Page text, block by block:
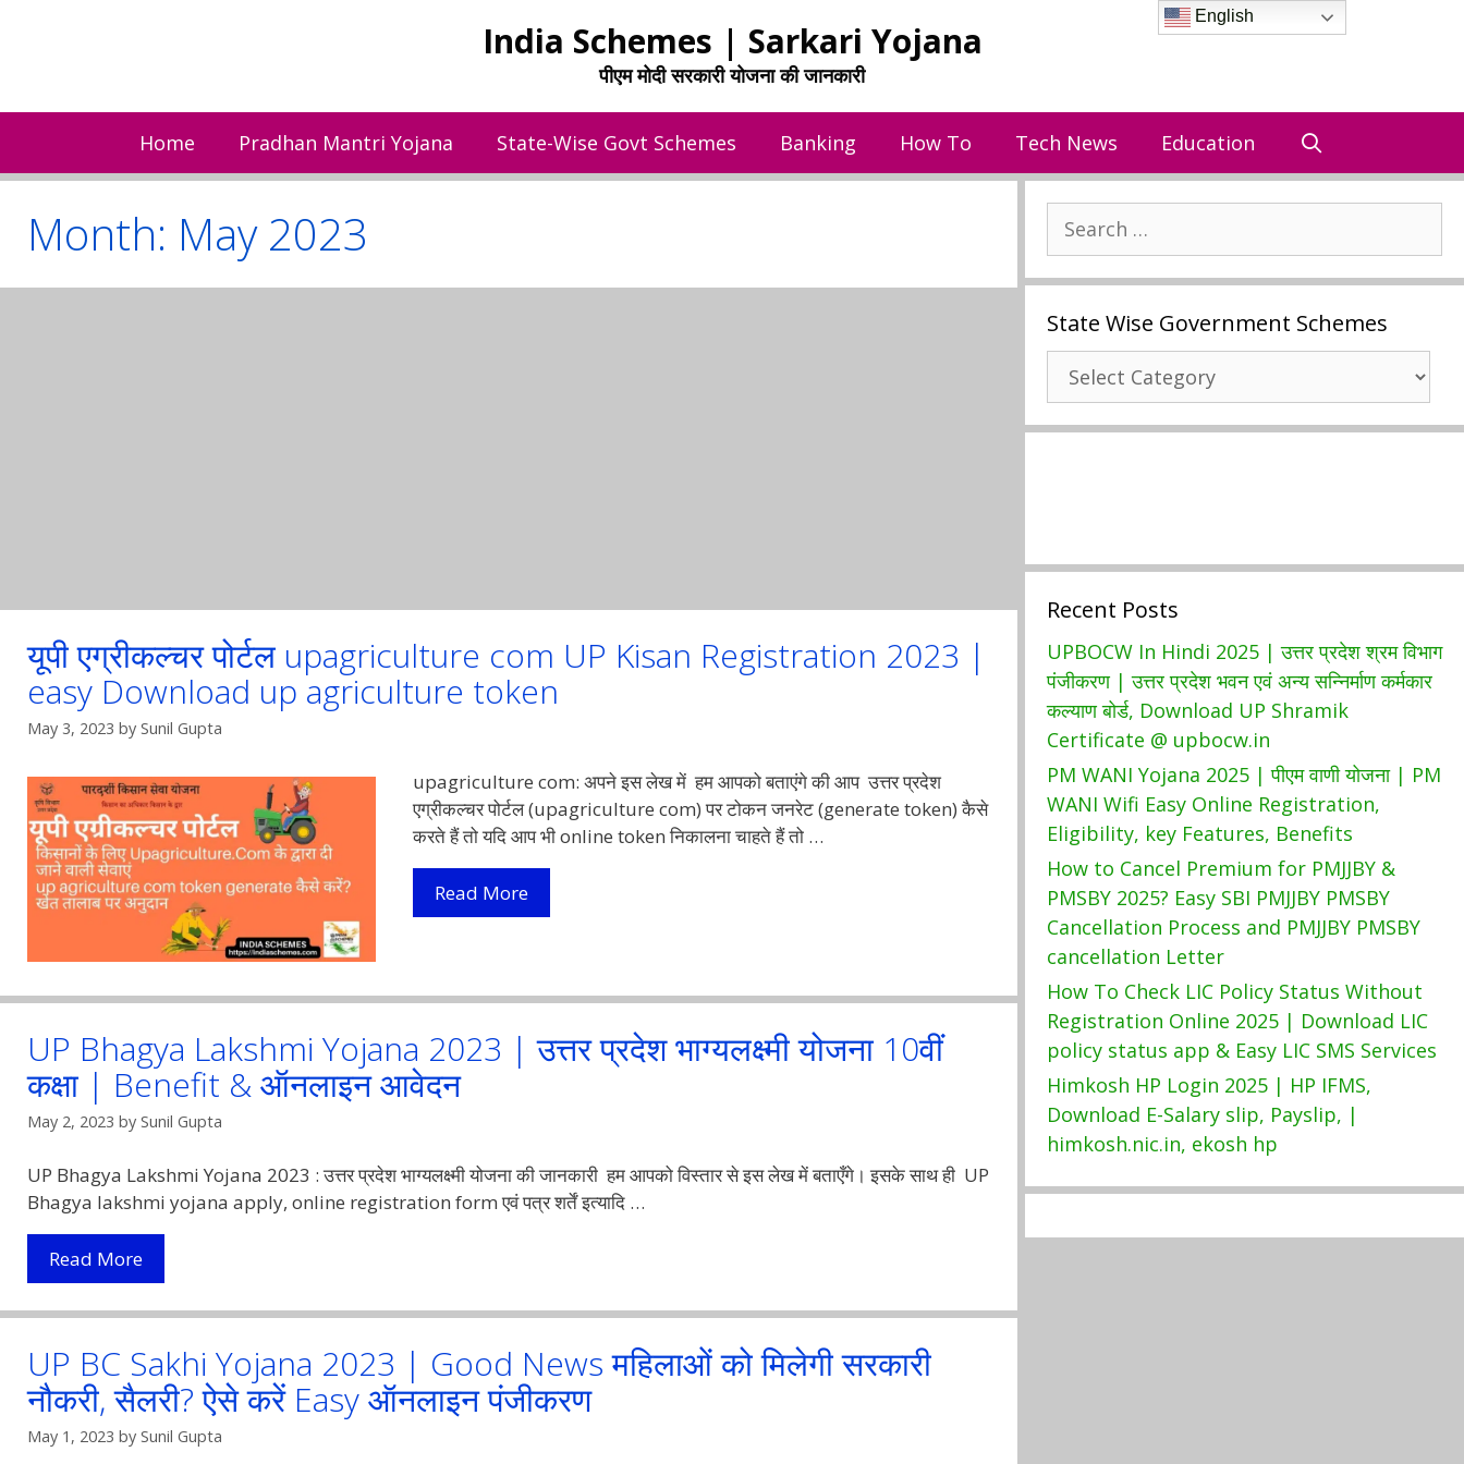
India Schemes | Sarkari Yojana
पीएम मोदी सरकारी योजना की जानकारी
Home Pradhan Mantri Yojana State-Wise Govt Schemes Banking How To Tech News Education
Month: May 2023
यूपी एग्रीकल्चर पोर्टल upagriculture com UP Kisan Registration 2023 |
easy Download up agriculture token
May 3, 2023 by Sunil Gupta
upagriculture com: अपने इस लेख में हम आपको बताएंगे की आप उत्तर प्रदेश
एग्रीकल्चर पोर्टल (upagriculture com) पर टोकन जनरेट (generate token) कैसे
करते हैं तो यदि आप भी online token निकालना चाहते हैं तो …
Read Moreयूपी
एग्रीकल्चर
Com
Kisan
Easy
Download
Up
UP Bhagya Lakshmi Yojana 2023 | उत्तर प्रदेश भाग्यलक्ष्मी योजना 10वीं
कक्षा | Benefit & ऑनलाइन आवेदन
May 2, 2023 by Sunil Gupta
UP Bhagya Lakshmi Yojana 2023 : उत्तर प्रदेश भाग्यलक्ष्मी योजना की जानकारी हम आपको विस्तार से इस लेख में बताएँगे। इसके साथ ही UP
Bhagya lakshmi yojana apply, online registration form एवं पत्र शर्तें इत्यादि …
Read MoreUP
Bhagya
Lakshmi
2023
|
उत्तर
प्रदेश
UP BC Sakhi Yojana 2023 | Good News महिलाओं को मिलेगी सरकारी
नौकरी, सैलरी? ऐसे करें Easy ऑनलाइन पंजीकरण
May 1, 2023 by Sunil Gupta
Search
for:
State Wise Government Schemes
State
Wise
Government
Recent Posts
UPBOCW In Hindi 2025 | उत्तर प्रदेश श्रम विभाग
पंजीकरण | उत्तर प्रदेश भवन एवं अन्य सन्निर्माण कर्मकार
कल्याण बोर्ड, Download UP Shramik
Certificate @ upbocw.in
PM WANI Yojana 2025 | पीएम वाणी योजना | PM
WANI Wifi Easy Online Registration,
Eligibility, key Features, Benefits
How to Cancel Premium for PMJJBY &
PMSBY 2025? Easy SBI PMJJBY PMSBY
Cancellation Process and PMJJBY PMSBY
cancellation Letter
How To Check LIC Policy Status Without
Registration Online 2025 | Download LIC
policy status app & Easy LIC SMS Services
Himkosh HP Login 2025 | HP IFMS,
Download E-Salary slip, Payslip, |
himkosh.nic.in, ekosh hp
English